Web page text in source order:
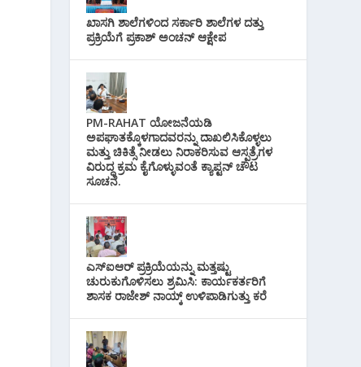
ಖಾಸಗಿ ಶಾಲೆಗಳಿಂದ ಸರ್ಕಾರಿ ಶಾಲೆಗಳ ದತ್ತು
ಪ್ರಕ್ರಿಯೆಗೆ ಪ್ರಕಾಶ್ ಅಂಚನ್ ಆಕ್ಷೇಪ
PM-RAHAT ಯೋಜನೆಯಡಿ
ಅಪಘಾತಕ್ಕೊಳಗಾದವರನ್ನು ದಾಖಲಿಸಿಕೊಳ್ಳಲು
ಮತ್ತು ಚಿಕಿತ್ಸೆ ನೀಡಲು ನಿರಾಕರಿಸುವ ಆಸ್ಪತ್ರೆಗಳ
ವಿರುದ್ಧ ಕ್ರಮ ಕೈಗೊಳ್ಳುವಂತೆ ಕ್ಯಾಪ್ಟನ್ ಚೌಟ
ಸೂಚನೆ.
ಎಸ್‌ಐಆರ್ ಪ್ರಕ್ರಿಯೆಯನ್ನು ಮತ್ತಷ್ಟು
ಚುರುಕುಗೊಳಿಸಲು ಶ್ರಮಿಸಿ: ಕಾರ್ಯಕರ್ತರಿಗೆ
ಶಾಸಕ ರಾಜೇಶ್ ನಾಯ್ಕ್ ಉಳಿಪಾಡಿಗುತ್ತು ಕರೆ